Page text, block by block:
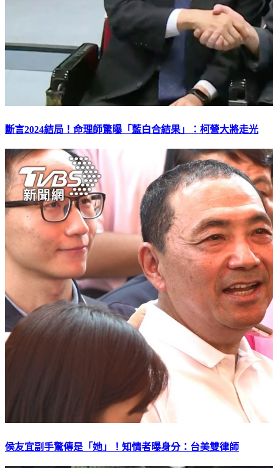
斷言2024結局！命理師驚曝「藍白合結果」：柯營大將走光
侯友宜副手驚傳是「她」！知情者曝身分：台美雙律師